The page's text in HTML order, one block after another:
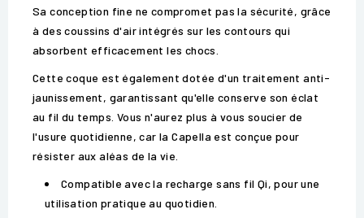
Sa conception fine ne compromet pas la sécurité, grâce
à des coussins d'air intégrés sur les contours qui
absorbent efficacement les chocs.
Cette coque est également dotée d'un traitement anti-
jaunissement, garantissant qu'elle conserve son éclat
au fil du temps. Vous n'aurez plus à vous soucier de
l'usure quotidienne, car la Capella est conçue pour
résister aux aléas de la vie.
Compatible avec la recharge sans fil Qi, pour une
utilisation pratique au quotidien.